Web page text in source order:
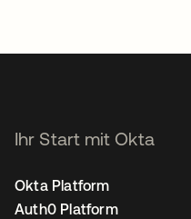
Ihr Start mit Okta
Okta Platform
Auth0 Platform